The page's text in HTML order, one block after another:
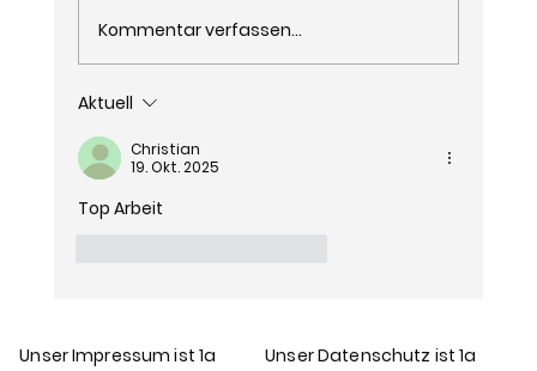
Content-Erstellung
Kommentar verfassen...
Aktuell
Christian
19. Okt. 2025
Top Arbeit
Unser Impressum ist 1a Unser Datenschutz ist 1a